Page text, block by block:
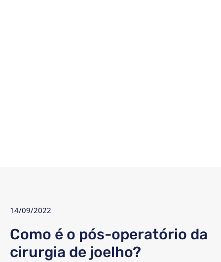
14/09/2022
Como é o pós-operatório da
cirurgia de joelho?